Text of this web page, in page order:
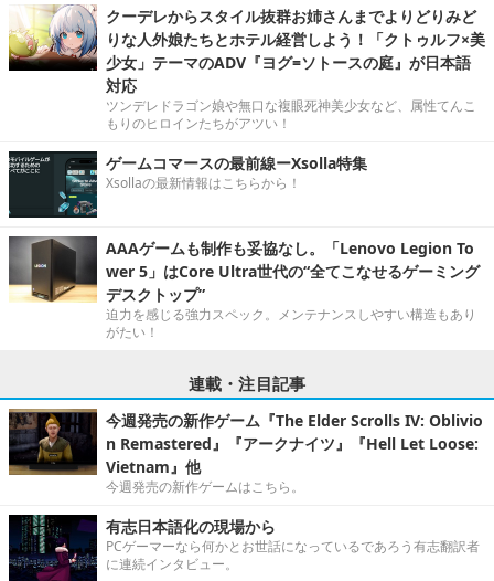
クーデレからスタイル抜群お姉さんまでよりどりみど
りな人外娘たちとホテル経営しよう！「クトゥルフ×美
少女」テーマのADV『ヨグ=ソトースの庭』が日本語
対応
ツンデレドラゴン娘や無口な複眼死神美少女など、属性てんこ
もりのヒロインたちがアツい！
ゲームコマースの最前線ーXsolla特集
Xsollaの最新情報はこちらから！
AAAゲームも制作も妥協なし。「Lenovo Legion To
wer 5」はCore Ultra世代の“全てこなせるゲーミング
デスクトップ”
迫力を感じる強力スペック。メンテナンスしやすい構造もあり
がたい！
連載・注目記事
今週発売の新作ゲーム『The Elder Scrolls IV: Oblivio
n Remastered』『アークナイツ』『Hell Let Loose:
Vietnam』他
今週発売の新作ゲームはこちら。
有志日本語化の現場から
PCゲーマーなら何かとお世話になっているであろう有志翻訳者
に連続インタビュー。